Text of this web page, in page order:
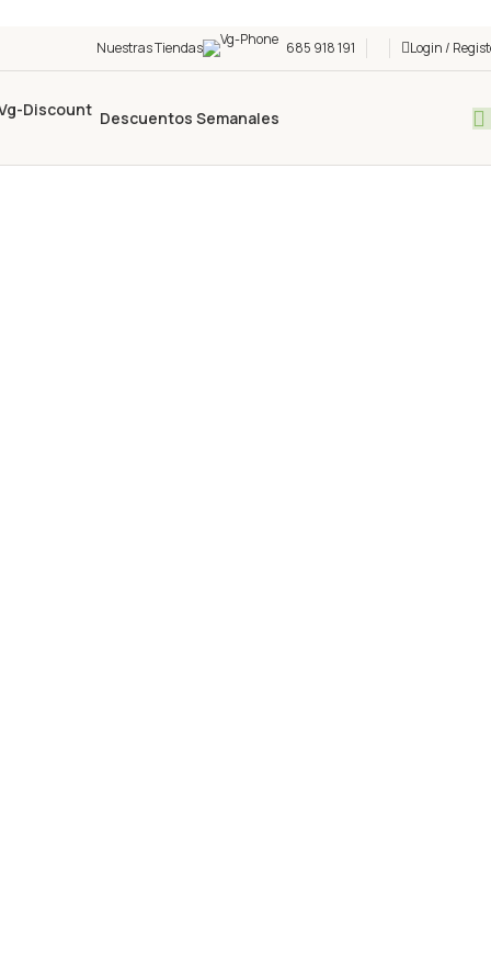
Nuestras Tiendas 685 918 191 Login /
Descuentos Semanales